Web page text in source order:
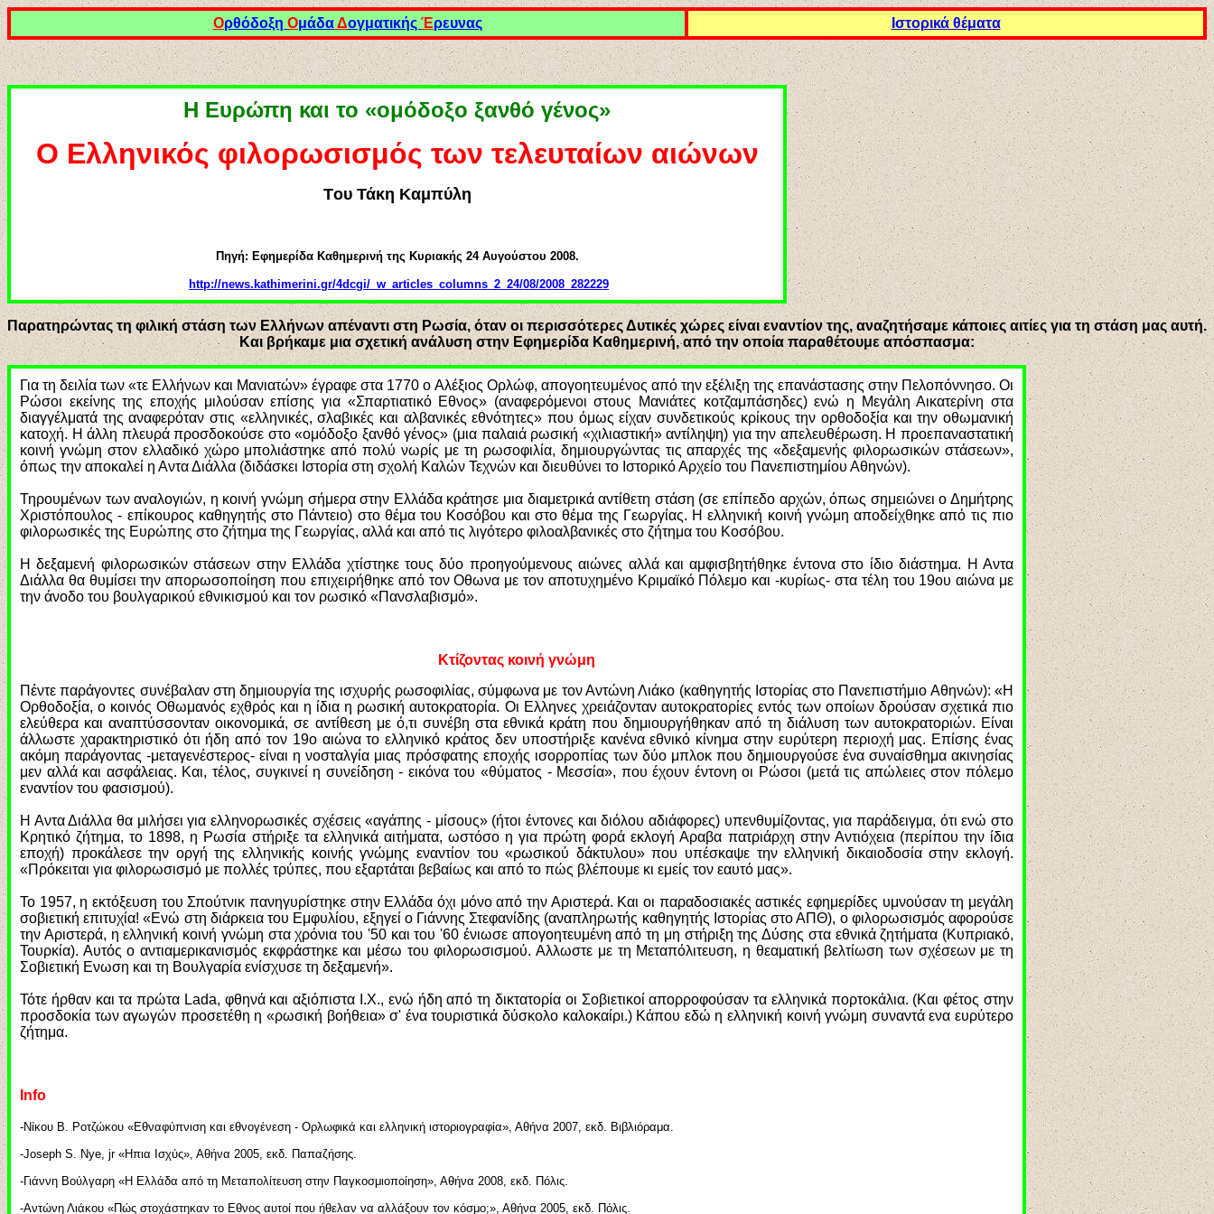
Ορθόδοξη ΟμάδαΔογματικής Έρευνας Ιστορικά θέματα
Η Ευρώπη και το «ομόδοξο ξανθό γένος»
Ο Ελληνικός φιλορωσισμός των τελευταίων αιώνων
Tου Τάκη Καμπύλη
Πηγή: Εφημερίδα Καθημερινή της Κυριακής 24 Αυγούστου 2008.
http://news.kathimerini.gr/4dcgi/_w_articles_columns_2_24/08/2008_282229
Παρατηρώντας τη φιλική στάση των Ελλήνων απέναντι στη Ρωσία, όταν οι περισσότερες Δυτικές χώρες είναι εναντίον της, αναζητήσαμε κάποιες αιτίες για τη στάση μας αυτή.
Και βρήκαμε μια σχετική ανάλυση στην Εφημερίδα Καθημερινή, από την οποία παραθέτουμε απόσπασμα:
Για τη δειλία των «τε Ελλήνων και Μανιατών» έγραφε στα 1770 ο Αλέξιος Ορλώφ, απογοητευμένος από την εξέλιξη της επανάστασης στην Πελοπόννησο. Οι
Ρώσοι εκείνης της εποχής μιλούσαν επίσης για «Σπαρτιατικό Εθνος» (αναφερόμενοι στους Μανιάτες κοτζαμπάσηδες) ενώ η Μεγάλη Αικατερίνη στα
διαγγέλματά της αναφερόταν στις «ελληνικές, σλαβικές και αλβανικές εθνότητες» που όμως είχαν συνδετικούς κρίκους την ορθοδοξία και την οθωμανική
κατοχή. Η άλλη πλευρά προσδοκούσε στο «ομόδοξο ξανθό γένος» (μια παλαιά ρωσική «χιλιαστική» αντίληψη) για την απελευθέρωση. Η προεπαναστατική
κοινή γνώμη στον ελλαδικό χώρο μπολιάστηκε από πολύ νωρίς με τη ρωσοφιλία, δημιουργώντας τις απαρχές της «δεξαμενής φιλορωσικών στάσεων»,
όπως την αποκαλεί η Αντα Διάλλα (διδάσκει Ιστορία στη σχολή Καλών Τεχνών και διευθύνει το Ιστορικό Αρχείο του Πανεπιστημίου Αθηνών).
Τηρουμένων των αναλογιών, η κοινή γνώμη σήμερα στην Ελλάδα κράτησε μια διαμετρικά αντίθετη στάση (σε επίπεδο αρχών, όπως σημειώνει ο Δημήτρης
Χριστόπουλος - επίκουρος καθηγητής στο Πάντειο) στο θέμα του Κοσόβου και στο θέμα της Γεωργίας. Η ελληνική κοινή γνώμη αποδείχθηκε από τις πιο
φιλορωσικές της Ευρώπης στο ζήτημα της Γεωργίας, αλλά και από τις λιγότερο φιλοαλβανικές στο ζήτημα του Κοσόβου.
Η δεξαμενή φιλορωσικών στάσεων στην Ελλάδα χτίστηκε τους δύο προηγούμενους αιώνες αλλά και αμφισβητήθηκε έντονα στο ίδιο διάστημα. Η Αντα
Διάλλα θα θυμίσει την απορωσοποίηση που επιχειρήθηκε από τον Οθωνα με τον αποτυχημένο Κριμαϊκό Πόλεμο και -κυρίως- στα τέλη του 19ου αιώνα με
την άνοδο του βουλγαρικού εθνικισμού και τον ρωσικό «Πανσλαβισμό».
Κτίζοντας κοινή γνώμη
Πέντε παράγοντες συνέβαλαν στη δημιουργία της ισχυρής ρωσοφιλίας, σύμφωνα με τον Αντώνη Λιάκο (καθηγητής Ιστορίας στο Πανεπιστήμιο Αθηνών): «Η
Ορθοδοξία, ο κοινός Οθωμανός εχθρός και η ίδια η ρωσική αυτοκρατορία. Οι Ελληνες χρειάζονταν αυτοκρατορίες εντός των οποίων δρούσαν σχετικά πιο
ελεύθερα και αναπτύσσονταν οικονομικά, σε αντίθεση με ό,τι συνέβη στα εθνικά κράτη που δημιουργήθηκαν από τη διάλυση των αυτοκρατοριών. Είναι
άλλωστε χαρακτηριστικό ότι ήδη από τον 19ο αιώνα το ελληνικό κράτος δεν υποστήριξε κανένα εθνικό κίνημα στην ευρύτερη περιοχή μας. Επίσης ένας
ακόμη παράγοντας -μεταγενέστερος- είναι η νοσταλγία μιας πρόσφατης εποχής ισορροπίας των δύο μπλοκ που δημιουργούσε ένα συναίσθημα ακινησίας
μεν αλλά και ασφάλειας. Και, τέλος, συγκινεί η συνείδηση - εικόνα του «θύματος - Μεσσία», που έχουν έντονη οι Ρώσοι (μετά τις απώλειες στον πόλεμο
εναντίον του φασισμού).
Η Αντα Διάλλα θα μιλήσει για ελληνορωσικές σχέσεις «αγάπης - μίσους» (ήτοι έντονες και διόλου αδιάφορες) υπενθυμίζοντας, για παράδειγμα, ότι ενώ στο
Κρητικό ζήτημα, το 1898, η Ρωσία στήριξε τα ελληνικά αιτήματα, ωστόσο η για πρώτη φορά εκλογή Αραβα πατριάρχη στην Αντιόχεια (περίπου την ίδια
εποχή) προκάλεσε την οργή της ελληνικής κοινής γνώμης εναντίον του «ρωσικού δάκτυλου» που υπέσκαψε την ελληνική δικαιοδοσία στην εκλογή.
«Πρόκειται για φιλορωσισμό με πολλές τρύπες, που εξαρτάται βεβαίως και από το πώς βλέπουμε κι εμείς τον εαυτό μας».
Το 1957, η εκτόξευση του Σπούτνικ πανηγυρίστηκε στην Ελλάδα όχι μόνο από την Αριστερά. Και οι παραδοσιακές αστικές εφημερίδες υμνούσαν τη μεγάλη
σοβιετική επιτυχία! «Ενώ στη διάρκεια του Εμφυλίου, εξηγεί ο Γιάννης Στεφανίδης (αναπληρωτής καθηγητής Ιστορίας στο ΑΠΘ), ο φιλορωσισμός αφορούσε
την Αριστερά, η ελληνική κοινή γνώμη στα χρόνια του '50 και του '60 ένιωσε απογοητευμένη από τη μη στήριξη της Δύσης στα εθνικά ζητήματα (Κυπριακό,
Τουρκία). Αυτός ο αντιαμερικανισμός εκφράστηκε και μέσω του φιλορωσισμού. Αλλωστε με τη Μεταπόλιτευση, η θεαματική βελτίωση των σχέσεων με τη
Σοβιετική Ενωση και τη Βουλγαρία ενίσχυσε τη δεξαμενή».
Τότε ήρθαν και τα πρώτα Lada, φθηνά και αξιόπιστα Ι.Χ., ενώ ήδη από τη δικτατορία οι Σοβιετικοί απορροφούσαν τα ελληνικά πορτοκάλια. (Και φέτος στην
προσδοκία των αγωγών προσετέθη η «ρωσική βοήθεια» σ' ένα τουριστικά δύσκολο καλοκαίρι.) Κάπου εδώ η ελληνική κοινή γνώμη συναντά ενα ευρύτερο
ζήτημα.
Ιnfo
-Νίκου Β. Ροτζώκου «Εθναφύπνιση και εθνογένεση - Ορλωφικά και ελληνική ιστοριογραφία», Αθήνα 2007, εκδ. Βιβλιόραμα.
-Joseph S. Nye, jr «Ηπια Ισχύς», Αθήνα 2005, εκδ. Παπαζήσης.
-Γιάννη Βούλγαρη «Η Ελλάδα από τη Μεταπολίτευση στην Παγκοσμιοποίηση», Αθήνα 2008, εκδ. Πόλις.
-Αντώνη Λιάκου «Πώς στοχάστηκαν το Εθνος αυτοί που ήθελαν να αλλάξουν τον κόσμο;», Αθήνα 2005, εκδ. Πόλις.